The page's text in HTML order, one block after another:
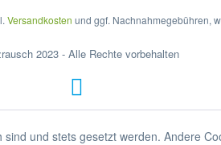
Versandkosten und ggf. Nachnahmegebühren,
2023 - Alle Rechte vorbehalten
und stets gesetzt werden. Andere